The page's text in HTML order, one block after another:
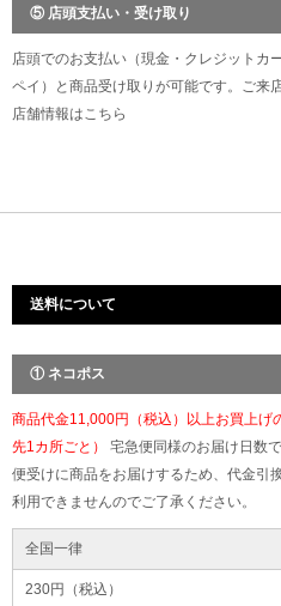
⑤ 店頭支払い・受け取り
店頭でのお支払い（現金・クレジットカ
ペイ）と商品受け取りが可能です。ご来
店舗情報はこちら
送料について
① ネコポス
商品代金11,000円（税込）以上お買上げ
先1カ所ごと） 宅急便同様のお届け日数
便受けに商品をお届けするため、代金引
利用できませんのでご了承ください。
全国一律
230円（税込）